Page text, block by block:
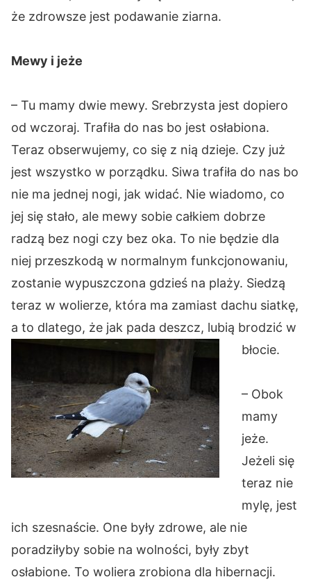
że zdrowsze jest podawanie ziarna.
Mewy i jeże
– Tu mamy dwie mewy. Srebrzysta jest dopiero
od wczoraj. Trafiła do nas bo jest osłabiona.
Teraz obserwujemy, co się z nią dzieje. Czy już
jest wszystko w porządku. Siwa trafiła do nas bo
nie ma jednej nogi, jak widać. Nie wiadomo, co
jej się stało, ale mewy sobie całkiem dobrze
radzą bez nogi czy bez oka. To nie będzie dla
niej przeszkodą w normalnym funkcjonowaniu,
zostanie wypuszczona gdzieś na plaży. Siedzą
teraz w wolierze, która ma zamiast dachu siatkę,
a to dlatego, że jak pada deszcz, lubią brodzić w
błocie.
– Obok
mamy
jeże.
Jeżeli się
teraz nie
mylę, jest
ich szesnaście. One były zdrowe, ale nie
poradziłyby sobie na wolności, były zbyt
osłabione. To woliera zrobiona dla hibernacji.